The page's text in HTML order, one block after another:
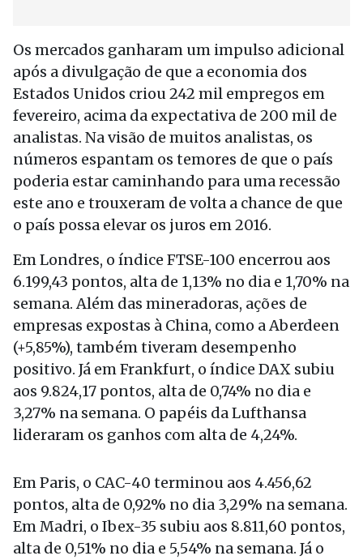
Os mercados ganharam um impulso adicional
após a divulgação de que a economia dos
Estados Unidos criou 242 mil empregos em
fevereiro, acima da expectativa de 200 mil de
analistas. Na visão de muitos analistas, os
números espantam os temores de que o país
poderia estar caminhando para uma recessão
este ano e trouxeram de volta a chance de que
o país possa elevar os juros em 2016.
Em Londres, o índice FTSE-100 encerrou aos
6.199,43 pontos, alta de 1,13% no dia e 1,70% na
semana. Além das mineradoras, ações de
empresas expostas à China, como a Aberdeen
(+5,85%), também tiveram desempenho
positivo. Já em Frankfurt, o índice DAX subiu
aos 9.824,17 pontos, alta de 0,74% no dia e
3,27% na semana. O papéis da Lufthansa
lideraram os ganhos com alta de 4,24%.
Em Paris, o CAC-40 terminou aos 4.456,62
pontos, alta de 0,92% no dia 3,29% na semana.
Em Madri, o Ibex-35 subiu aos 8.811,60 pontos,
alta de 0,51% no dia e 5,54% na semana. Já o